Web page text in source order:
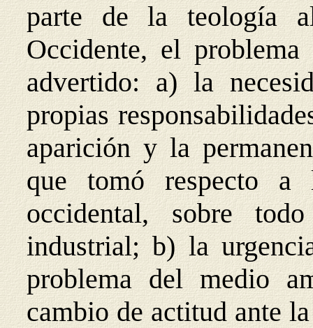
parte de la teología
Occidente, el
advertido: a) la
propias
aparición y la
que tomó respecto a
occidental, sobre
industrial; b) la
problema del medio
cambio de actitud ante